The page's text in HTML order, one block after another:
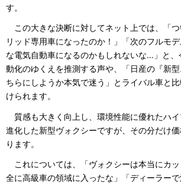
す。
この大きな決断に対してネット上では、「
リッド専用車になったのか！」「次のフルモ
な電気自動車になるのかもしれないな…」と
動化のゆくえを推測する声や、「日産の『新
ちらにしようか本気で迷う」とライバル車と
けられます。
質感も大きく向上し、環境性能に優れたハイ
進化した新型ヴォクシーですが、その分だけ
ります。
これについては、「ヴォクシーは本当にカ
全に高級車の領域に入ったな」「ディーラー